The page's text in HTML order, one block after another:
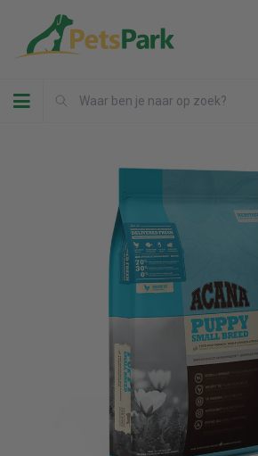
Toggle navigation
Uw winkelwagen
Vul hem met